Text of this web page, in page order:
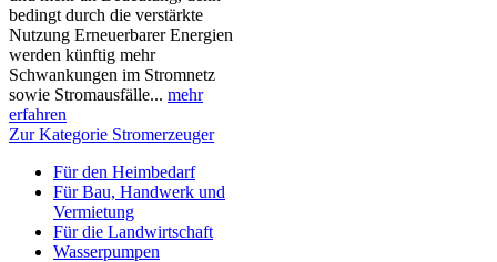
bedingt durch die verstärkte
Nutzung Erneuerbarer Energien
werden künftig mehr
Schwankungen im Stromnetz
sowie Stromausfälle... mehr
erfahren
Zur Kategorie Stromerzeuger
Für den Heimbedarf
Für Bau, Handwerk und
Vermietung
Für die Landwirtschaft
Wasserpumpen